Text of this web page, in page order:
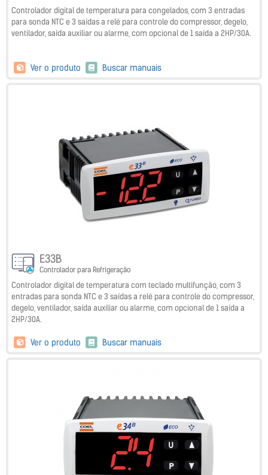
Controlador digital de temperatura para congelados, com 3 entradas
para sonda NTC e 3 saídas a relé para controle do compressor, degelo,
ventilador, saída auxiliar ou alarme, com opcional de 1 saída a 2HP/30A.
Ver o produto Buscar manuais
E33B
Controlador para Refrigeração
Controlador digital de temperatura com teclado multifunção, com 3
entradas para sonda NTC e 3 saídas a relé para controle do compressor,
degelo, ventilador, saída auxiliar ou alarme, com opcional de 1 saída a
2HP/30A.
Ver o produto Buscar manuais